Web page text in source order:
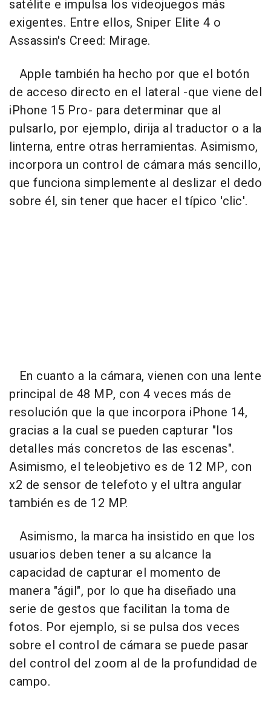
satélite e impulsa los videojuegos más
exigentes. Entre ellos, Sniper Elite 4 o
Assassin's Creed: Mirage.
Apple también ha hecho por que el botón
de acceso directo en el lateral -que viene del
iPhone 15 Pro- para determinar que al
pulsarlo, por ejemplo, dirija al traductor o a la
linterna, entre otras herramientas. Asimismo,
incorpora un control de cámara más sencillo,
que funciona simplemente al deslizar el dedo
sobre él, sin tener que hacer el típico 'clic'.
En cuanto a la cámara, vienen con una lente
principal de 48 MP, con 4 veces más de
resolución que la que incorpora iPhone 14,
gracias a la cual se pueden capturar "los
detalles más concretos de las escenas".
Asimismo, el teleobjetivo es de 12 MP, con
x2 de sensor de telefoto y el ultra angular
también es de 12 MP.
Asimismo, la marca ha insistido en que los
usuarios deben tener a su alcance la
capacidad de capturar el momento de
manera "ágil", por lo que ha diseñado una
serie de gestos que facilitan la toma de
fotos. Por ejemplo, si se pulsa dos veces
sobre el control de cámara se puede pasar
del control del zoom al de la profundidad de
campo.